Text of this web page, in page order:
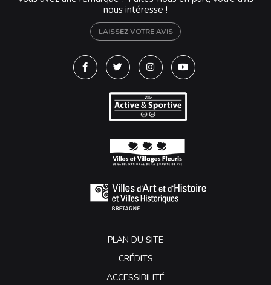
nous intéresse !
LAISSEZ VOTRE AVIS
Lien vers le compte Facebook
Lien vers le compte Twitter
Lien vers le compte
Lien vers la chaîne
PLAN DU SITE
CRÉDITS
ACCESSIBILITÉ